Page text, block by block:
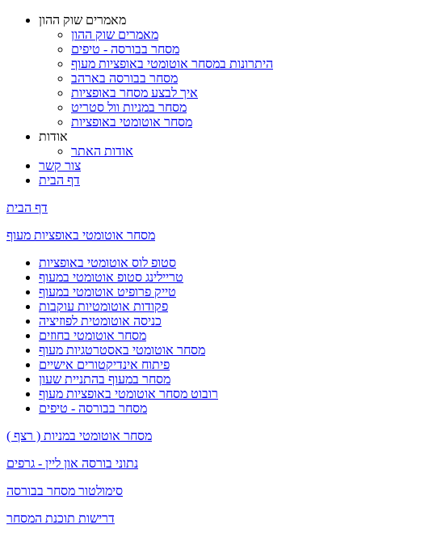
מאמרים שוק ההון
מאמרים שוק ההון
מסחר בבורסה - טיפים
היתרונות במסחר אוטומטי באופציות מעוף
מסחר בבורסה בארהב
איך לבצע מסחר באופציות
מסחר במניות וול סטריט
מסחר אוטומטי באופציות
אודות
אודות האתר
צור קשר
דף הבית
דף הבית
מסחר אוטומטי באופציות מעוף
סטופ לוס אוטומטי באופציות
טריילינג סטופ אוטומטי במעוף
טייק פרופיט אוטומטי במעוף
פקודות אוטומטיות עוקבות
כניסה אוטומטית לפוזיציה
מסחר אוטומטי בחוזים
מסחר אוטומטי באסטרטגיות מעוף
פיתוח אינדיקטורים אישיים
מסחר במעוף בהתניית שעון
רובוט מסחר אוטומטי באופציות מעוף
מסחר בבורסה - טיפים
מסחר אוטומטי במניות ( רצף )
נתוני בורסה און ליין - גרפים
סימולטור מסחר בבורסה
דרישות תוכנת המסחר